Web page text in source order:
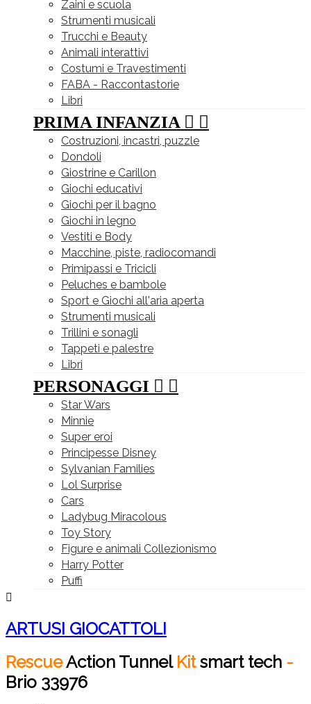
Zaini e scuola
Strumenti musicali
Trucchi e Beauty
Animali interattivi
Costumi e Travestimenti
FABA - Raccontastorie
Libri
PRIMA INFANZIA  
Costruzioni, incastri, puzzle
Dondoli
Giostrine e Carillon
Giochi educativi
Giochi per il bagno
Giochi in legno
Vestiti e Body
Macchine, piste, radiocomandi
Primipassi e Tricicli
Peluches e bambole
Sport e Giochi all'aria aperta
Strumenti musicali
Trillini e sonagli
Tappeti e palestre
Libri
PERSONAGGI  
Star Wars
Minnie
Super eroi
Principesse Disney
Sylvanian Families
Lol Surprise
Cars
Ladybug Miracolous
Toy Story
Figure e animali Collezionismo
Harry Potter
Puffi

ARTUSI GIOCATTOLI
RescueAction Tunnel Kit smart tech -
Brio 33976